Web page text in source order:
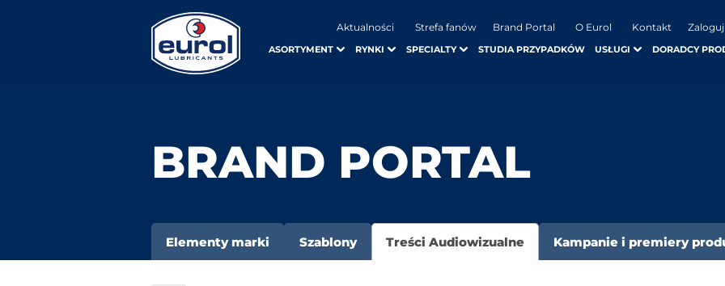
Aktualności Strefa fanów Brand Portal O Eurol Kontakt Zaloguj
ASORTYMENT RYNKI SPECIALTY STUDIA PRZYPADKÓW USŁUGI DORADCY
BRAND PORTAL
Elementy marki Szablony Treści Audiowizualne Kampanie i premiery